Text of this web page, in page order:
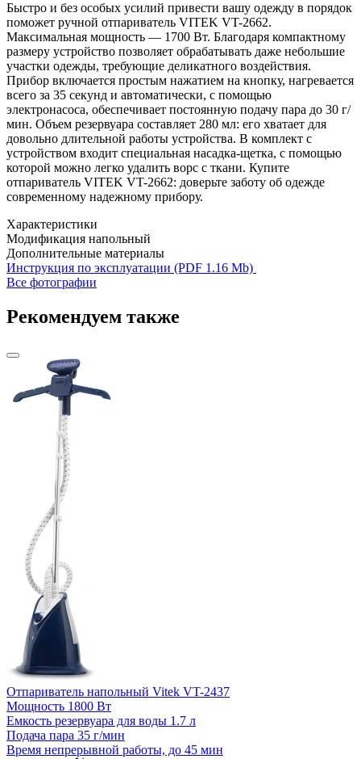
Быстро и без особых усилий привести вашу одежду в порядок
поможет ручной отпариватель VITEK VT-2662.
Максимальная мощность — 1700 Вт. Благодаря компактному
размеру устройство позволяет обрабатывать даже небольшие
участки одежды, требующие деликатного воздействия.
Прибор включается простым нажатием на кнопку, нагревается
всего за 35 секунд и автоматически, с помощью
электронасоса, обеспечивает постоянную подачу пара до 30 г/
мин. Объем резервуара составляет 280 мл: его хватает для
довольно длительной работы устройства. В комплект с
устройством входит специальная насадка-щетка, с помощью
которой можно легко удалить ворс с ткани. Купите
отпариватель VITEK VT-2662: доверьте заботу об одежде
современному надежному прибору.
Характеристики
Модификация напольный
Дополнительные материалы
Инструкция по эксплуатации (PDF 1.16 Mb)
Все фотографии
Рекомендуем также
Отпариватель напольный Vitek VT-2437
Мощность 1800 Вт
Емкость резервуара для воды 1.7 л
Подача пара 35 г/мин
Время непрерывной работы, до 45 мин